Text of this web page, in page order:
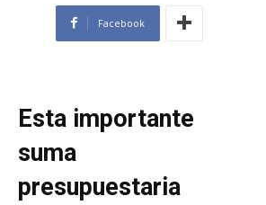
Facebook
Esta importante
suma
presupuestaria